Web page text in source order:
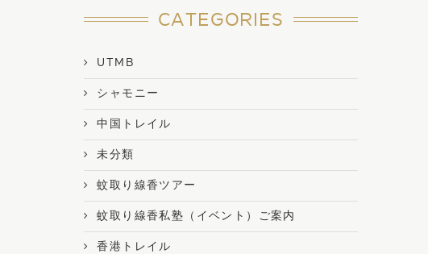
CATEGORIES
UTMB
シャモニー
中国トレイル
未分類
蚊取り線香ツアー
蚊取り線香私塾（イベント）ご案内
香港トレイル